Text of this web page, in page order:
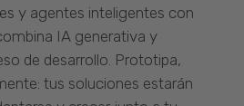
y agentes inteligentes con
IA generativa y
de desarrollo. Prototipa,
tus soluciones estarán